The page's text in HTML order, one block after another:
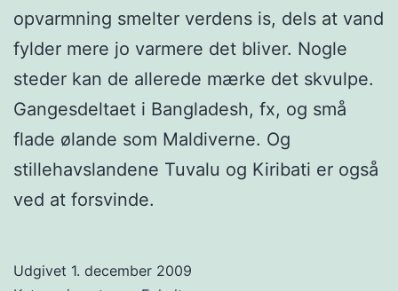
opvarmning smelter verdens is, dels at vand
fylder mere jo varmere det bliver. Nogle
steder kan de allerede mærke det skvulpe.
Gangesdeltaet i Bangladesh, fx, og små
flade ølande som Maldiverne. Og
stillehavslandene Tuvalu og Kiribati er også
ved at forsvinde.
Udgivet 1. december 2009